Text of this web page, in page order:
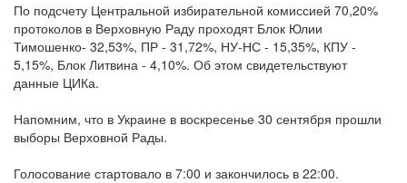
По подсчету Центральной избирательной комиссией 70,20%
протоколов в Верховную Раду проходят Блок Юлии
Тимошенко- 32,53%, ПР - 31,72%, НУ-НС - 15,35%, КПУ -
5,15%, Блок Литвина - 4,10%. Об этом свидетельствуют
данные ЦИКа.
Напомним, что в Украине в воскресенье 30 сентября прошли
выборы Верховной Рады.
Голосование стартовало в 7:00 и закончилось в 22:00.